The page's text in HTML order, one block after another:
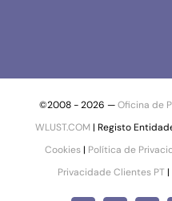
©2008 -2026 —Oficina de
WLUST.COM | Registo
Cookies| Política de
Privacidade Clientes PT |